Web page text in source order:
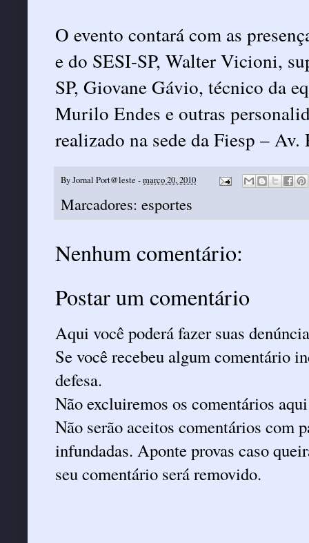
O evento contará com as
e do SESI-SP, Walter Vicioni,
SP, Giovane Gávio, técnico da
Murilo Endes e outras
realizado na sede da Fiesp – Av.
ByJornal Port@leste -março 20, 2010
Marcadores: esportes
Nenhum comentário:
Postar um comentário
Aqui você poderá fazer suas
Se você recebeu algum comentário
defesa.
Não excluiremos os comentários
Não serão aceitos comentários com
infundadas. Aponte provas caso
seu comentário será removido.